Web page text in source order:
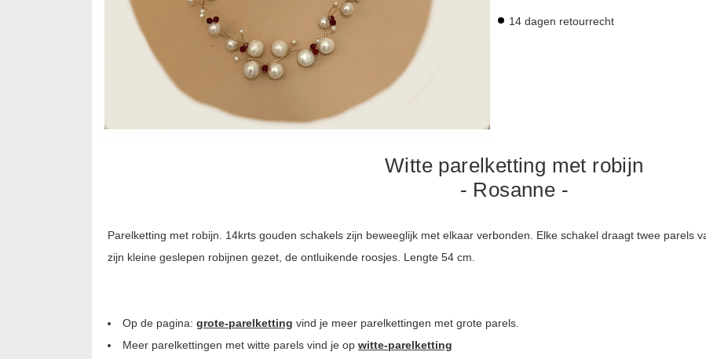
14 dagen retourrecht
Witte parelketting met robijn
- Rosanne -
Parelketting met robijn. 14krts gouden schakels zijn beweeglijk met elkaar verbonden. Elke schakel draagt twee parels
zijn kleine geslepen robijnen gezet, de ontluikende roosjes. Lengte 54 cm.
Op de pagina: grote-parelketting vind je meer parelkettingen met grote parels.
Meer parelkettingen met witte parels vind je op witte-parelketting